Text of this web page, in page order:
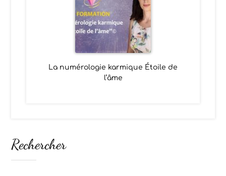
La numérologie karmique Étoile de
l’âme
Rechercher